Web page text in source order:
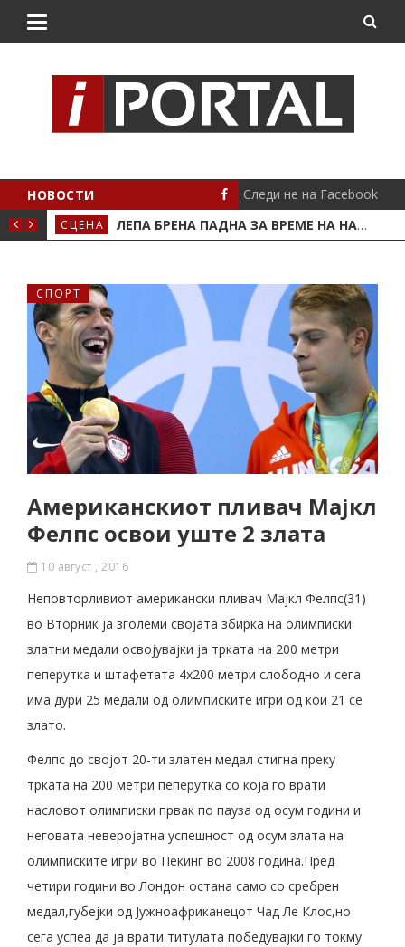
НОВОСТИ
СЦЕНА ЛЕПА БРЕНА ПАДНА ЗА ВРЕМЕ НА НАСТАП ВО БУДВА
Следи не на Facebook
СПОРТ
Американскиот пливач Мајкл
Фелпс освои уште 2 злата
10 август , 2016
Неповторливиот американски пливач Мајкл Фелпс(31)
во Вторник ја зголеми својата збирка на олимписки
златни медали освојувајки ја трката на 200 метри
пеперутка и штафетата 4х200 метри слободно и сега
има дури 25 медали од олимписките игри од кои 21 се
злато.
Фелпс до својот 20-ти златен медал стигна преку
трката на 200 метри пеперутка со која го врати
насловот олимписки првак по пауза од осум години и
неговата неверојатна успешност од осум злата на
олимписките игри во Пекинг во 2008 година.Пред
четири години во Лондон остана само со сребрен
медал,губејки од Јужноафриканецот Чад Ле Клос,но
сега успеа да ја врати титулата победувајки го токму